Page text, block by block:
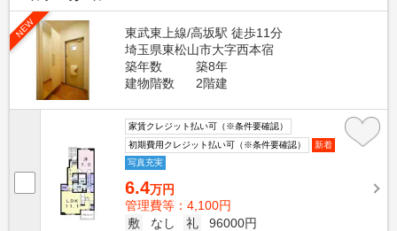
NEW
東武東上線/高坂駅 徒歩11分
埼玉県東松山市大字西本宿
築年数
築8年
建物階数
2階建
家賃クレジット払い可（※条件要確認）
初期費用クレジット払い可（※条件要確認）
新着
写真充実
6.4万円
管理費等：4,100円
敷
なし 礼
96000円